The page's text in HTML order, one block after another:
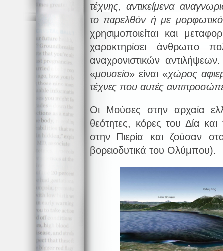
τέχνης, αντικείμενα
το παρελθόν ή με μορφωτικό
χρησιμοποιείται και
χαρακτηρίσει άνθρωπο
αναχρονιστικών
«μουσείο» είναι «χώρος
τέχνες που αυτές
Οι Μούσες στην αρχαία
θεότητες, κόρες του Δία
στην Πιερία και ζούσαν
βορειοδυτικά του Ολύμπου).